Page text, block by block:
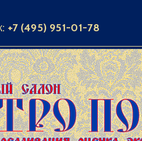
+7 (495) 951-01-78